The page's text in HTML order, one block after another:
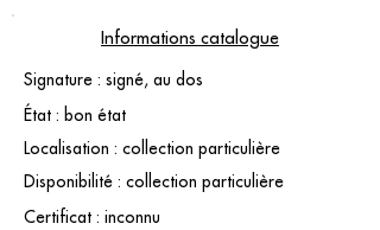
Informations catalogue
Signature : signé, au dos
État : bon état
Localisation : collection particulière
Disponibilité : collection particulière
Certificat : inconnu